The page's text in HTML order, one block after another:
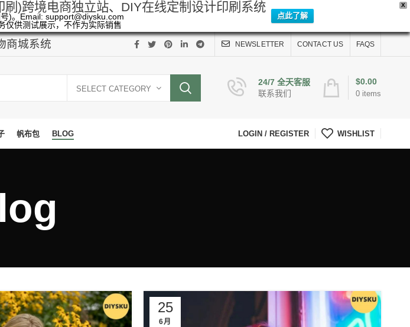
X
)跨境电商独立站、DIY在线定制设计印刷系统
)。Email: support@diysku.com
仅供测试展示，不作为实际销售
点此了解
商城系统 NEWSLETTER CONTACT US FAQS
SELECT CATEGORY
24/7 全天客服
联系我们
0 items
$0.00
帆布包 BLOG LOGIN / REGISTER WISHLIST
25
6月